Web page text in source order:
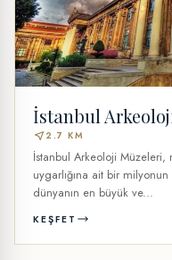
İstanbul
near_me2.7 KM
İstanbul Arkeoloji Müzeleri,
uygarlığına ait bir
dünyanın en büyük ve...
KEŞFET